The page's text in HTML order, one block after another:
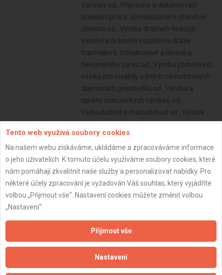
Tento web využívá soubory cookies
Na našem webu získáváme, ukládáme a zpracováváme informace
o jeho uživatelích. K tomuto účelu využíváme soubory cookies, které
nám pomáhají zkvalitnit naše služby a personalizovat nabídky. Pro
některé účely zpracování je vyžadován Váš souhlas, který vyjádříte
volbou „Přijmout vše“. Nastavení cookies můžete změnit volbou
„Nastavení“.
Přijmout vše
Nastavení